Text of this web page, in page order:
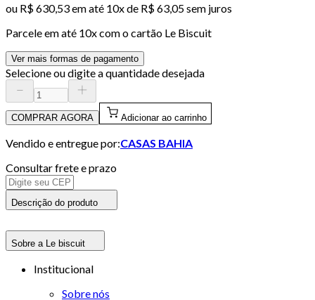
ou R$ 630,53em até 10x de R$ 63,05 sem juros
Parcele em até 10x com o cartão Le Biscuit
Ver mais formas de pagamento
Selecione ou digite a quantidade desejada
COMPRAR AGORA Adicionar ao carrinho
Vendido e entregue por:CASAS BAHIA
Consultar frete e prazo
Descrição do produto
Sobre a Le biscuit
Institucional
Sobre nós